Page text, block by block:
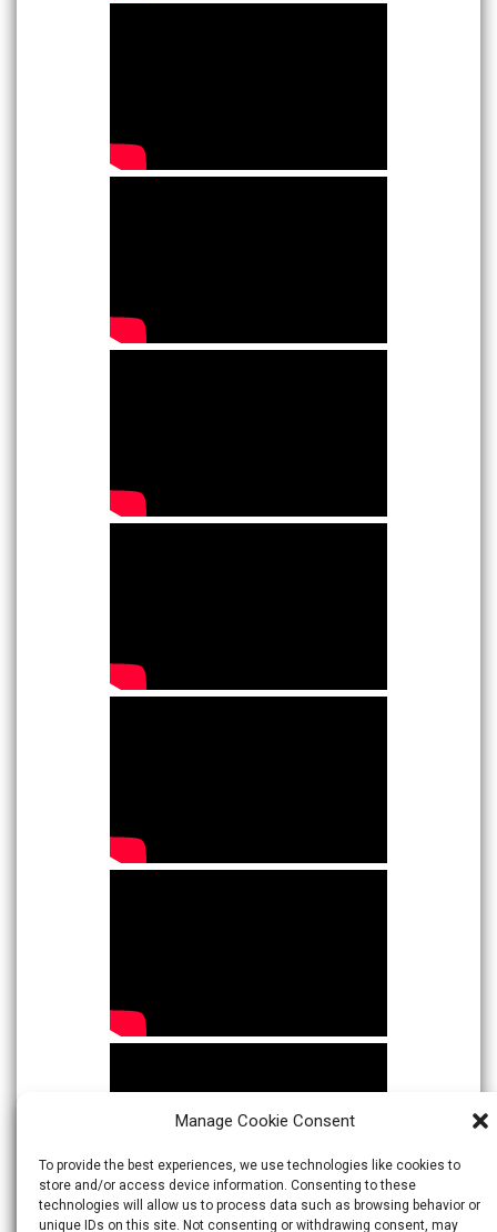
Manage Cookie Consent
To provide the best experiences, we use technologies like cookies to
store and/or access device information. Consenting to these
technologies will allow us to process data such as browsing behavior or
unique IDs on this site. Not consenting or withdrawing consent, may